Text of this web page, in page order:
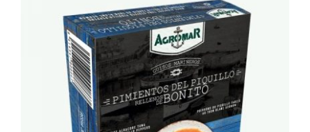
AÑADIR AL CARRITO
/
DETALLES